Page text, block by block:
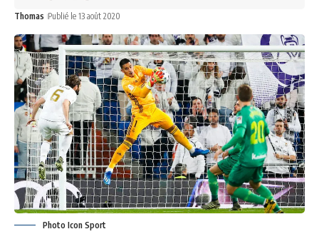
Thomas Publié le 13 août 2020
Photo Icon Sport